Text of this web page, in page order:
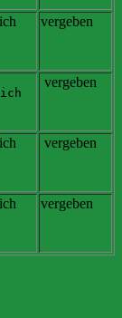
vergeben
vergeben
vergeben
vergeben